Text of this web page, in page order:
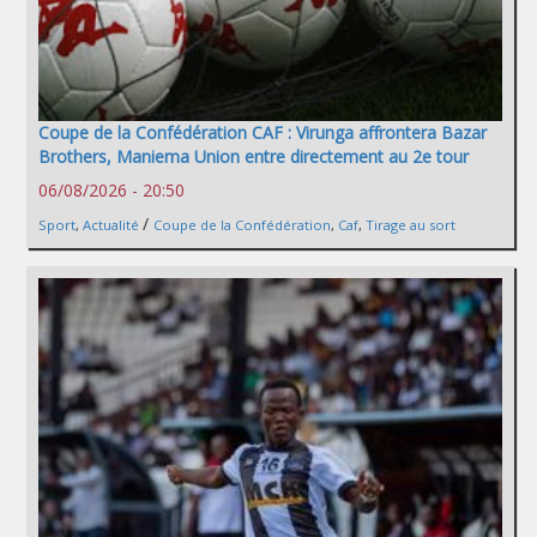
Coupe de la Confédération CAF : Virunga affrontera Bazar
Brothers, Maniema Union entre directement au 2e tour
06/08/2026 - 20:50
Sport, Actualité / Coupe de la Confédération, Caf, Tirage au sort